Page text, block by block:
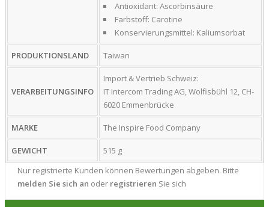
Antioxidant: Ascorbinsäure
Farbstoff: Carotine
Konservierungsmittel: Kaliumsorbat
PRODUKTIONSLAND Taiwan
VERARBEITUNGSINFO
Import & Vertrieb Schweiz:
IT Intercom Trading AG, Wolfisbühl 12, CH-
6020 Emmenbrücke
MARKE The Inspire Food Company
GEWICHT
515 g
Nur registrierte Kunden können Bewertungen abgeben. Bitte
melden Sie sich an oder registrieren Sie sich